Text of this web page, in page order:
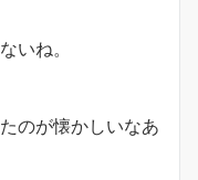
いね。
のが懐かしいなあ